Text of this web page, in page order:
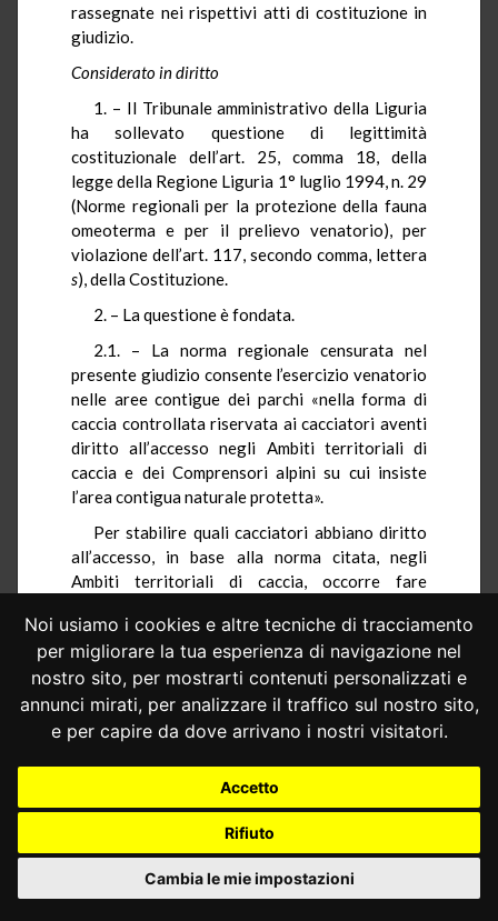
Noi usiamo i cookies e altre tecniche di tracciamento
per migliorare la tua esperienza di navigazione nel
nostro sito, per mostrarti contenuti personalizzati e
annunci mirati, per analizzare il traffico sul nostro sito,
e per capire da dove arrivano i nostri visitatori.
Accetto
Rifiuto
Cambia le mie impostazioni
rassegnate nei rispettivi atti di costituzione in
giudizio.
Considerato in diritto
1. – Il Tribunale amministrativo della Liguria
ha sollevato questione di legittimità
costituzionale dell’art. 25, comma 18, della
legge della Regione Liguria 1° luglio 1994, n. 29
(Norme regionali per la protezione della fauna
omeoterma e per il prelievo venatorio), per
violazione dell’art. 117, secondo comma, lettera
s), della Costituzione.
2. – La questione è fondata.
2.1. – La norma regionale censurata nel
presente giudizio consente l’esercizio venatorio
nelle aree contigue dei parchi «nella forma di
caccia controllata riservata ai cacciatori aventi
diritto all’accesso negli Ambiti territoriali di
caccia e dei Comprensori alpini su cui insiste
l’area contigua naturale protetta».
Per stabilire quali cacciatori abbiano diritto
all’accesso, in base alla norma citata, negli
Ambiti territoriali di caccia, occorre fare
legge reg. Liguria n. 29 del 1994.
In particolare, secondo il comma 2, «La
Provincia comunica annualmente agli organismi
di gestione il numero dei cacciatori che possono
essere ammessi in ogni Ambito territoriale di
caccia tenuto conto degli indici di cui al comma
1». Il comma 4 prevede: «Il cacciatore ha diritto
di accesso all’Ambito territoriale di caccia o al
Comprensorio alpino dove ha la residenza
anagrafica o dove ha domicilio per motivi di
pubblico servizio». I commi 5 e 6 prevedono la